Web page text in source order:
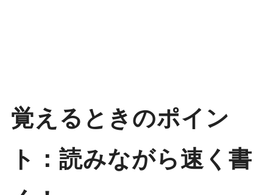
覚えるときのポイン
ト：読みながら速く書